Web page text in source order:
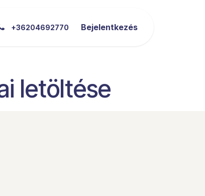
Blog Letöltések
+36204692770 Bejelentkezés
letöltése